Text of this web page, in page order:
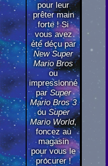
pour leur
prêter main
forte ! Si
vous avez
été déçu par
New Super
Mario Bros
ou
impressionné
par Super
Mario Bros 3
ouSuper
Mario World,
foncez au
magasin
pour vous le
procurer !